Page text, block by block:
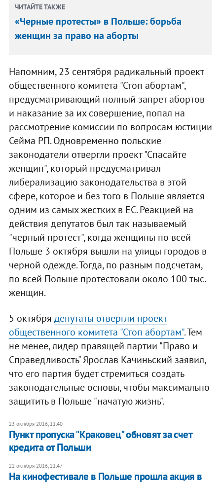
ЧИТАЙТЕ ТАКЖЕ
«Черные протесты» в Польше: борьба
женщин за право на аборты
Напомним, 23 сентября радикальный проект
общественного комитета "Стоп абортам",
предусматривающий полный запрет абортов
и наказание за их совершение, попал на
рассмотрение комиссии по вопросам юстиции
Сейма РП. Одновременно польские
законодатели отвергли проект "Спасайте
женщин", который предусматривал
либерализацию законодательства в этой
сфере, которое и без того в Польше является
одним из самых жестких в ЕС. Реакцией на
действия депутатов был так называемый
"черный протест", когда женщины по всей
Польше 3 октября вышли на улицы городов в
черной одежде. Тогда, по разным подсчетам,
по всей Польше протестовали около 100 тыс.
женщин.
5 октября депутаты отвергли проект
общественного комитета "Стоп абортам". Тем
не менее, лидер правящей партии "Право и
Справедливость" Ярослав Качиньский заявил,
что его партия будет стремиться создать
законодательные основы, чтобы максимально
защитить в Польше "начатую жизнь".
23 октября 2016, 11:40
Пункт пропуска "Краковец" обновят за счет
кредита от Польши
22 октября 2016, 21:47
На кинофестивале в Польше прошла акция в